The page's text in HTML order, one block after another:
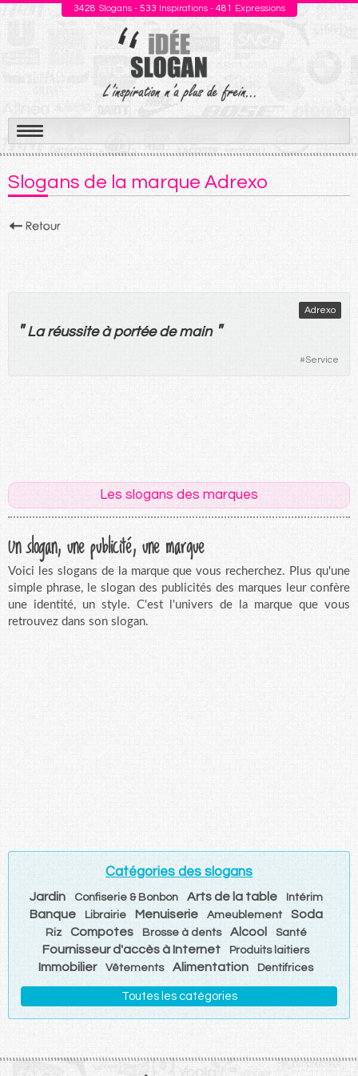
3428 Slogans - 533 Inspirations - 481 Expressions
Aller
au
contenu
Slogans de la marque Adrexo
Adrexo
" La réussite à portée de main "
#Service
Les slogans des marques
Un slogan, une publicité, une marque
Voici les slogans de la marque que vous recherchez. Plus qu'une
simple phrase, le slogan des publicités des marques leur confère
une identité, un style. C'est l'univers de la marque que vous
retrouvez dans son slogan.
Catégories des slogans
Jardin Confiserie & Bonbon Arts de la table Intérim
Banque Librairie Menuiserie Ameublement Soda
Riz Compotes Brosse à dents Alcool Santé
Fournisseur d'accès à Internet Produits laitiers
Immobilier Vêtements Alimentation Dentifrices
Toutes les catégories